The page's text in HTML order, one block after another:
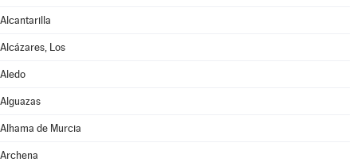
Alcantarilla
Alcázares, Los
Aledo
Alguazas
Alhama de Murcia
Archena